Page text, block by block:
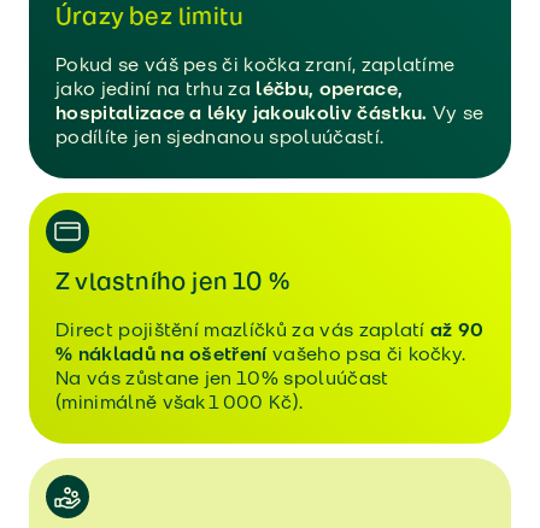
Úrazy bez limitu
Pokud se váš pes či kočka zraní, zaplatíme
jako jediní na trhu za léčbu, operace,
hospitalizace a léky jakoukoliv částku. Vy se
podílíte jen sjednanou spoluúčastí.
Z vlastního jen 10 %
Direct pojištění mazlíčků za vás zaplatíaž 90
% nákladů na ošetřenívašeho psa či kočky.
Na vás zůstane jen 10% spoluúčast
(minimálně však 1 000 Kč).